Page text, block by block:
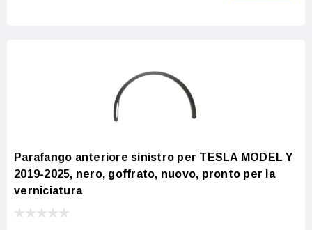
Parafango anteriore sinistro per TESLA MODEL Y
2019-2025, nero, goffrato, nuovo, pronto per la
verniciatura